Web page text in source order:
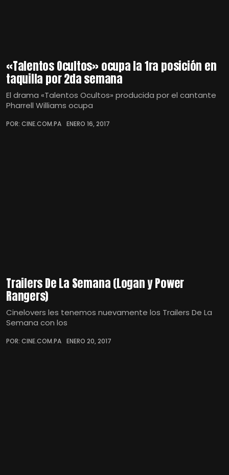
«Talentos Ocultos» ocupa la 1ra posición en
taquilla por 2da semana
El drama «Talentos Ocultos» producida por el cantante
Pharrell Williams ocupa
POR: CINE.COM.PA ENERO 16, 2017
Trailers De La Semana (Logan y Power
Rangers)
Cinelovers les tenemos nuevamente los Trailers De La
Semana con los
POR: CINE.COM.PA ENERO 20, 2017